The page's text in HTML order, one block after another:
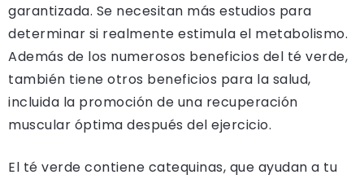
garantizada. Se necesitan más estudios para
determinar si realmente estimula el metabolismo.
Además de los numerosos beneficios del té verde,
también tiene otros beneficios para la salud,
incluida la promoción de una recuperación
muscular óptima después del ejercicio.
El té verde contiene catequinas, que ayudan a tu